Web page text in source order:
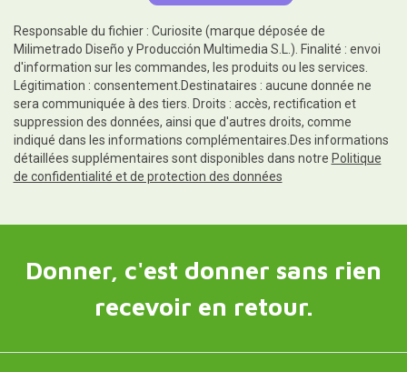
Responsable du fichier : Curiosite (marque déposée de
Milimetrado Diseño y Producción Multimedia S.L.). Finalité : envoi
d'information sur les commandes, les produits ou les services.
Légitimation : consentement.Destinataires : aucune donnée ne
sera communiquée à des tiers. Droits : accès, rectification et
suppression des données, ainsi que d'autres droits, comme
indiqué dans les informations complémentaires.Des informations
détaillées supplémentaires sont disponibles dans notre Politique
de confidentialité et de protection des données
Donner, c'est donner sans rien
recevoir en retour.